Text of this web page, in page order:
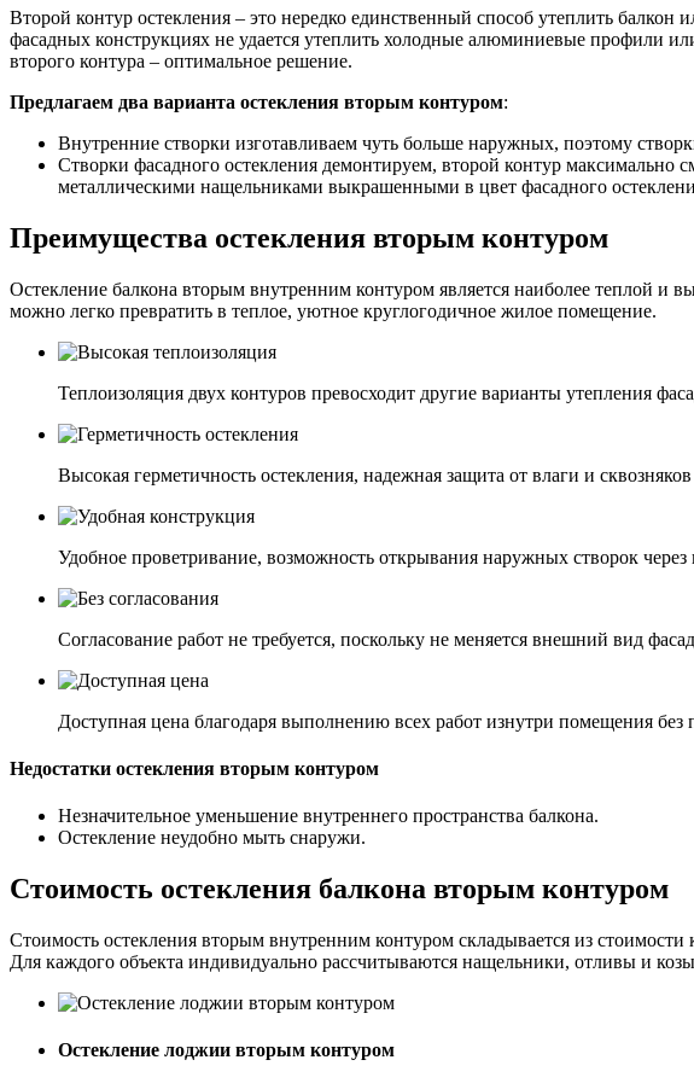
Второй контур остекления – это нередко единственный способ утеплить балкон
фасадных конструкциях не удается утеплить холодные алюминиевые профили
второго контура – оптимальное решение.
Предлагаем два варианта остекления вторым контуром:
Внутренние створки изготавливаем чуть больше наружных, поэтому
Створки фасадного остекления демонтируем, второй контур
металлическими нащельниками выкрашенными в цвет фасадного
Преимущества остекления вторым контуром
Остекление балкона вторым внутренним контуром является наиболее теплой и
можно легко превратить в теплое, уютное круглогодичное жилое помещение.
Теплоизоляция двух контуров превосходит другие варианты утепления
Высокая герметичность остекления, надежная защита от влаги и сквозняков
Удобное проветривание, возможность открывания наружных створок
Согласование работ не требуется, поскольку не меняется внешний вид
Доступная цена благодаря выполнению всех работ изнутри помещения без
Недостатки остекления вторым контуром
Незначительное уменьшение внутреннего пространства балкона.
Остекление неудобно мыть снаружи.
Стоимость остекления балкона вторым контуром
Стоимость остекления вторым внутренним контуром складывается из
Для каждого объекта индивидуально рассчитываются нащельники, отливы и
Остекление лоджии вторым контуром